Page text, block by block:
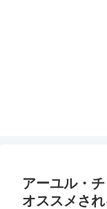
アーユル・
オススメさ